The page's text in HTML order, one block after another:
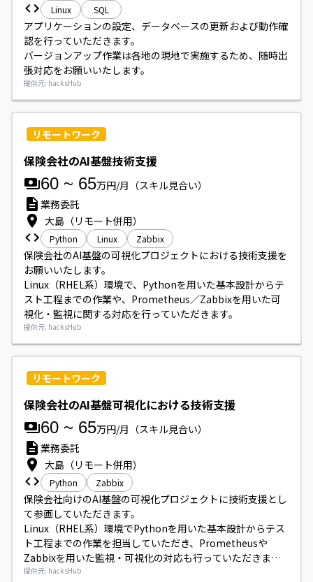
Linux SQL
アプリケーションの設定、データベースの更新および動作確
認を行っていただきます。
バージョンアップ作業は各地の現地で実施するため、随時出
張対応をお願いいたします。
提供元: hacksHub
リモートワーク
保険会社のAI基盤技術支援
60 ~ 65万円/月 （スキル見合い）
業務委託
大島（リモート併用）
Python Linux Zabbix
保険会社のAI基盤の可視化プロジェクトにおける技術支援を
お願いいたします。
Linux（RHEL系）環境で、Pythonを用いた基本設計からテ
スト工程までの作業や、Prometheus／Zabbixを用いた可
視化・監視に関する対応を行っていただきます。
提供元: hacksHub
リモートワーク
保険会社のAI基盤可視化における技術支援
60 ~ 65万円/月 （スキル見合い）
業務委託
大島（リモート併用）
Python Zabbix
保険会社向けのAI基盤の可視化プロジェクトに技術支援とし
て参画していただきます。
Linux（RHEL系）環境でPythonを用いた基本設計からテス
ト工程までの作業を担当していただき、Prometheusや
Zabbixを用いた監視・可視化の対応も行っていただきま
す。
提供元: hacksHub